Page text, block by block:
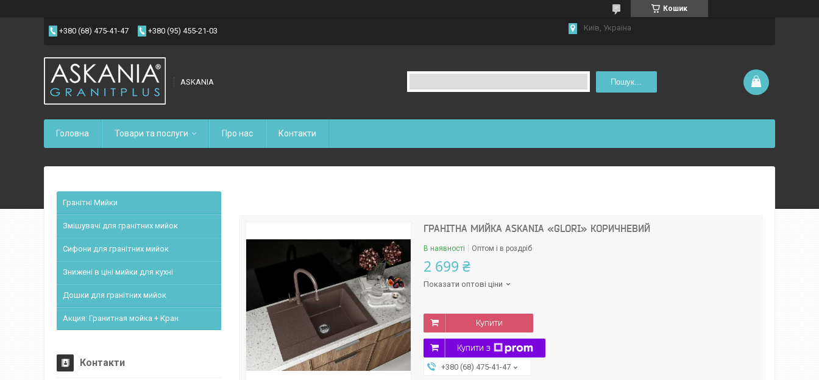
Кошик
+380 (68) 475-41-47 +380 (95) 455-21-03 Київ, Україна
ASKANIA Пошук...
Головна Товари та послуги Про нас Контакти
ГРАНІТНА МИЙКА ASKANIA «GLORI» КОРИЧНЕВИЙ
В наявності Оптом і в роздріб
2 699 ₴
Показати оптові ціни
Купити
Купити з
+380 (68) 475-41-47
Гранітні Мийки
Змішувачі для гранітних мийок
Сифони для гранітних мийок
Знижені в ціні мийки для кухні
Дошки для гранітних мийок
Акция: Гранитная мойка + Кран
Контакти